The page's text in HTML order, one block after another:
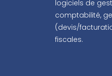
logiciels de
comptabilité,
(devis/
fiscales.